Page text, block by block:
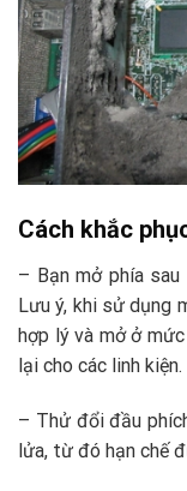
Cách khắc
– Bạn mở phía
Lưu ý, khi sử dụng
hợp lý và mở ở
lại cho các linh kiện.
– Thử đổi đầu
lửa, từ đó hạn chế